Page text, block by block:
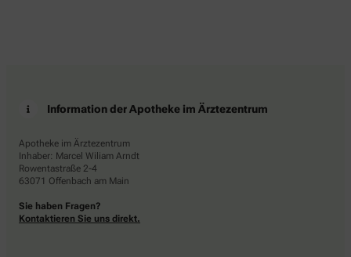
Information der Apotheke im Ärztezentrum
Apotheke im Ärztezentrum
Inhaber: Marcel Wiliam Arndt
Rowentastraße 2-4
63071 Offenbach am Main
Sie haben Fragen?
Kontaktieren Sie uns direkt.